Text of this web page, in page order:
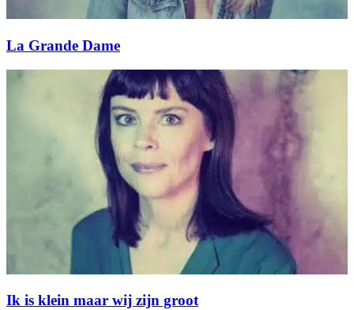
La Grande Dame
Ik is klein maar wij zijn groot